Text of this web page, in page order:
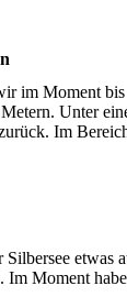
im Moment
Unter
Im
Silbersee etwas
Im Moment